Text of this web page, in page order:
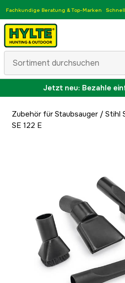
Fachkundige Beratung & Top-Marken
Jetzt neu: Bezahle
Zubehör für Staubsauger/ Stihl
SE 122 E